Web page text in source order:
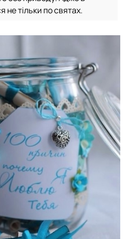
не тільки по святах.